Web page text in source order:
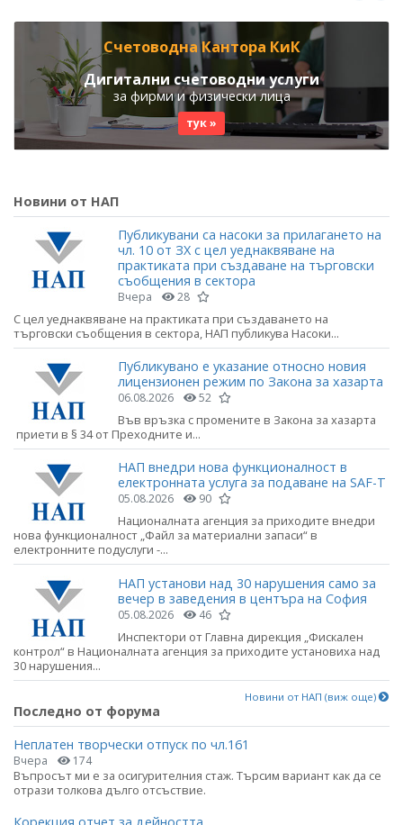
Счетоводна Кантора КиК
Дигитални счетоводни услуги
за фирми и физически лица
тук »
Новини от НАП
Публикувани са насоки за прилагането на
чл. 10 от ЗХ с цел уеднаквяване на
практиката при създаване на търговски
съобщения в сектора
Вчера 28
С цел уеднаквяване на практиката при създаването на
търговски съобщения в сектора, НАП публикува Насоки...
Публикувано е указание относно новия
лицензионен режим по Закона за хазарта
06.08.2026 52
Във връзка с промените в Закона за хазарта
приети в § 34 от Преходните и...
НАП внедри нова функционалност в
електронната услуга за подаване на SAF-T
05.08.2026 90
Националната агенция за приходите внедри
нова функционалност „Файл за материални запаси“ в
електронните подуслуги -...
НАП установи над 30 нарушения само за
вечер в заведения в центъра на София
05.08.2026 46
Инспектори от Главна дирекция „Фискален
контрол“ в Националната агенция за приходите установиха над
30 нарушения...
Новини от НАП (виж още)
Последно от форума
Неплатен творчески отпуск по чл.161
Вчера 174
Въпросът ми е за осигурителния стаж. Търсим вариант как да се
отрази толкова дълго отсъствие.